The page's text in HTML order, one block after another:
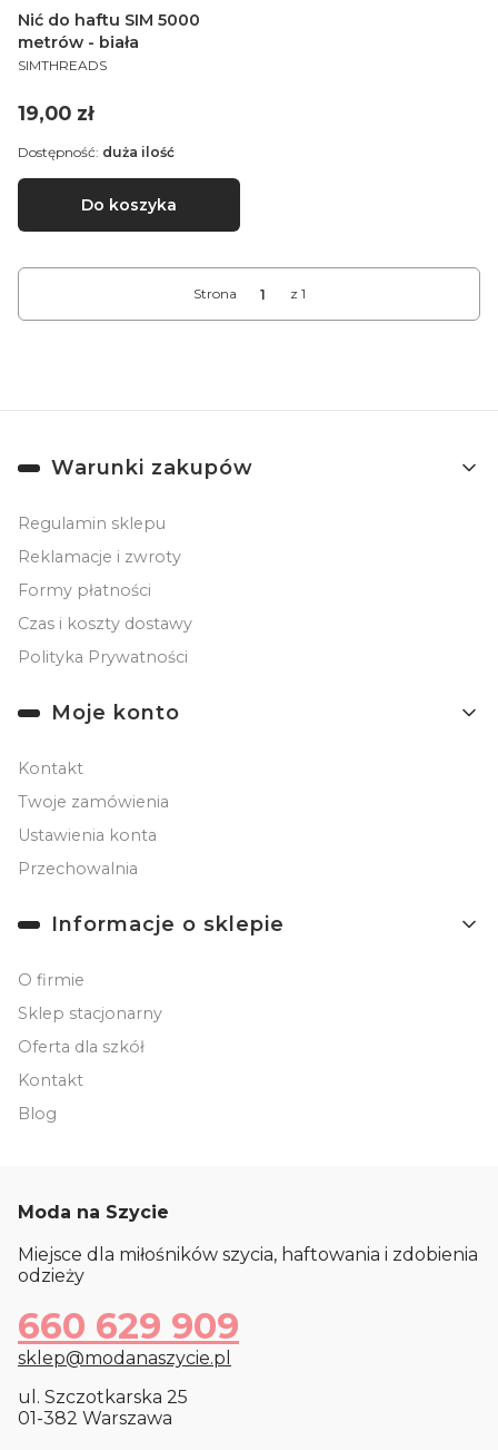
Nić do haftu SIM 5000
metrów - biała
PRODUCENT
SIMTHREADS
Cena
19,00 zł
Do koszyka
Dostępność: duża ilość
Strona z 1
Linki w stopce
Warunki zakupów
Regulamin sklepu
Reklamacje i zwroty
Formy płatności
Czas i koszty dostawy
Polityka Prywatności
Moje konto
Kontakt
Twoje zamówienia
Ustawienia konta
Przechowalnia
Informacje o sklepie
O firmie
Sklep stacjonarny
Oferta dla szkół
Kontakt
Blog
Moda na Szycie
Miejsce dla miłośników szycia, haftowania i zdobienia
odzieży
660 629 909
sklep@modanaszycie.pl
ul. Szczotkarska 25
01-382 Warszawa